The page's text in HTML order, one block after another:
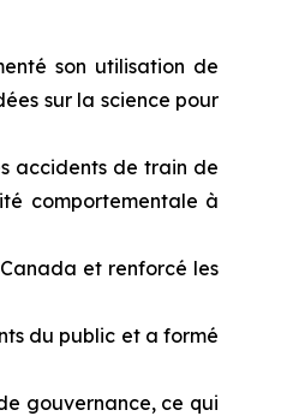
son utilisation de
sur la science pour
accidents de train de
comportementale à
et renforcé les
du public et a formé
gouvernance, ce qui